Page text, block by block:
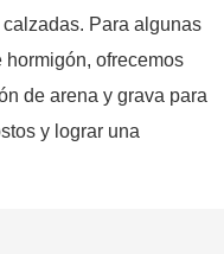
Para algunas
ofrecemos
de arena y grava para
y lograr una